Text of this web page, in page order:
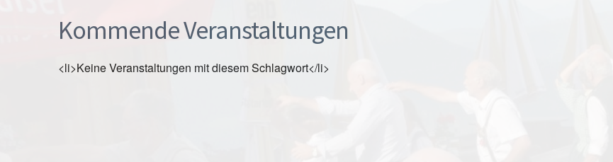
Kommende Veranstaltungen
<li>Keine Veranstaltungen mit diesem Schlagwort</li>